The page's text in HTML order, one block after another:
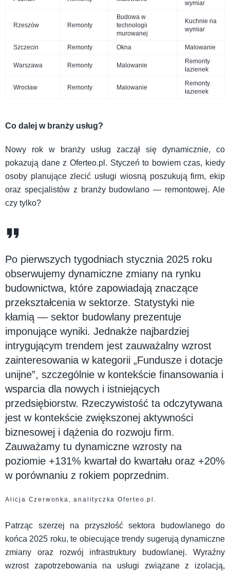
wymiar
Rzeszów Remonty
Budowa w
technologii
murowanej
Kuchnie na
wymiar
Szczecin Remonty Okna Malowanie
Warszawa Remonty Malowanie
Remonty
łazienek
Wrocław Remonty Malowanie
Remonty
łazienek
Co dalej w branży usług?
Nowy rok w branży usług zaczął się dynamicznie, co
pokazują dane z Oferteo.pl. Styczeń to bowiem czas, kiedy
osoby planujące zlecić usługi wiosną poszukują firm, ekip
oraz specjalistów z branży budowlano — remontowej. Ale
czy tylko?
Po pierwszych tygodniach stycznia 2025 roku
obserwujemy dynamiczne zmiany na rynku
budownictwa, które zapowiadają znaczące
przekształcenia w sektorze. Statystyki nie
kłamią — sektor budowlany prezentuje
imponujące wyniki. Jednakże najbardziej
intrygującym trendem jest zauważalny wzrost
zainteresowania w kategorii „Fundusze i dotacje
unijne”, szczególnie w kontekście finansowania i
wsparcia dla nowych i istniejących
przedsiębiorstw. Rzeczywistość ta odczytywana
jest w kontekście zwiększonej aktywności
biznesowej i dążenia do rozwoju firm.
Zauważamy tu dynamiczne wzrosty na
poziomie +131% kwartał do kwartału oraz +20%
w porównaniu z rokiem poprzednim. ​
Alicja Czerwonka, analityczka Oferteo.pl.
Patrząc szerzej na przyszłość sektora budowlanego do
końca 2025 roku, te obiecujące trendy sugerują dynamiczne
zmiany oraz rozwój infrastruktury budowlanej. Wyraźny
wzrost zapotrzebowania na usługi związane z izolacją,